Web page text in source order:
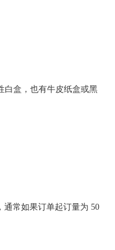
白盒，也有牛皮纸盒或黑
通常如果订单起订量为 50